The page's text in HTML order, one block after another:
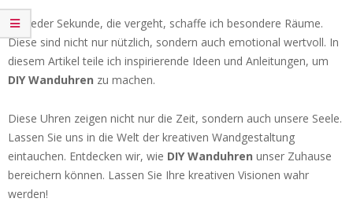
Mit jeder Sekunde, die vergeht, schaffe ich besondere Räume.
Diese sind nicht nur nützlich, sondern auch emotional wertvoll. In
diesem Artikel teile ich inspirierende Ideen und Anleitungen, um
DIY Wanduhren zu machen.
Diese Uhren zeigen nicht nur die Zeit, sondern auch unsere Seele.
Lassen Sie uns in die Welt der kreativen Wandgestaltung
eintauchen. Entdecken wir, wie DIY Wanduhren unser Zuhause
bereichern können. Lassen Sie Ihre kreativen Visionen wahr
werden!